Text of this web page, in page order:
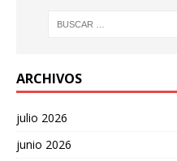
ARCHIVOS
julio 2026
junio 2026